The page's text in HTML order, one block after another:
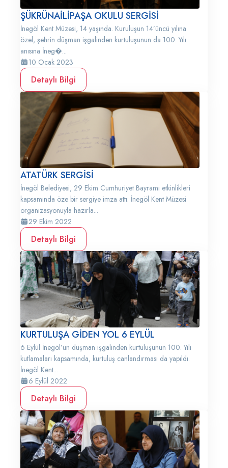
ŞÜKRÜNAİLİPAŞA OKULU SERGİSİ
İnegöl Kent Müzesi, 14 yaşında. Kuruluşun 14’üncü yılına
özel, şehrin düşman işgalinden kurtuluşunun da 100. Yılı
anısına İneg�...
10 Ocak 2023
Detaylı Bilgi
ATATÜRK SERGİSİ
İnegöl Belediyesi, 29 Ekim Cumhuriyet Bayramı etkinlikleri
kapsamında öze bir sergiye imza attı. İnegöl Kent Müzesi
organizasyonuyla hazırla...
29 Ekim 2022
Detaylı Bilgi
KURTULUŞA GİDEN YOL 6 EYLÜL
6 Eylül İnegöl’ün düşman işgalinden kurtuluşunun 100. Yılı
kutlamaları kapsamında, kurtuluş canlandırması da yapıldı.
İnegöl Kent...
6 Eylül 2022
Detaylı Bilgi